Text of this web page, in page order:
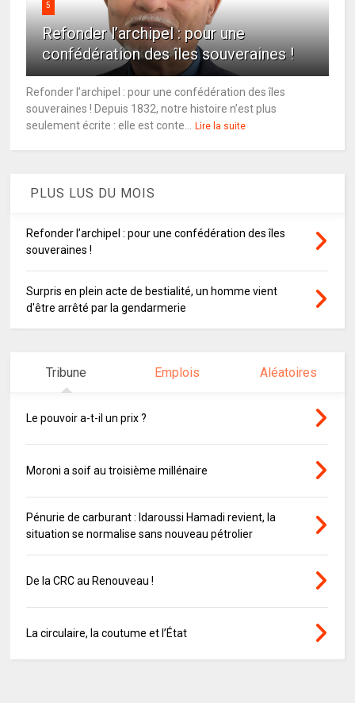
5
Refonder l’archipel : pour une
confédération des îles souveraines !
Refonder l’archipel : pour une confédération des îles
souveraines ! Depuis 1832, notre histoire n’est plus
seulement écrite : elle est conte...
Lire la suite
PLUS LUS DU MOIS
Refonder l’archipel : pour une confédération des îles
souveraines !
Surpris en plein acte de bestialité, un homme vient
d'être arrêté par la gendarmerie
Tribune Emplois Aléatoires
Le pouvoir a-t-il un prix ?
Moroni a soif au troisième millénaire
Pénurie de carburant : Idaroussi Hamadi revient, la
situation se normalise sans nouveau pétrolier
De la CRC au Renouveau !
La circulaire, la coutume et l’État